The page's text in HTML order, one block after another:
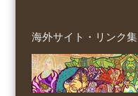
海外サイト・リンク集